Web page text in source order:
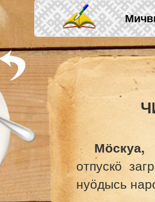
Skip to main content
Мӧскуа,
отпускӧ
нуӧдысь